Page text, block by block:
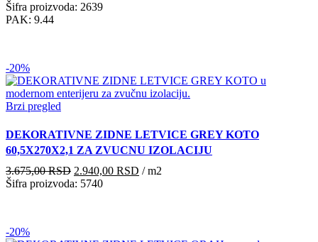
Šifra proizvoda: 2639
PAK: 9.44
-20%
Brzi pregled
DEKORATIVNE ZIDNE LETVICE GREY KOTO
60,5X270X2,1 ZA ZVUCNU IZOLACIJU
3.675,00RSD Originalna
cena
2.940,00 RSD Trenutna
/ m2
Šifra proizvoda: 5740
-20%